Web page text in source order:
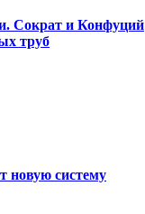
Сократ и Конфуций
труб
новую систему